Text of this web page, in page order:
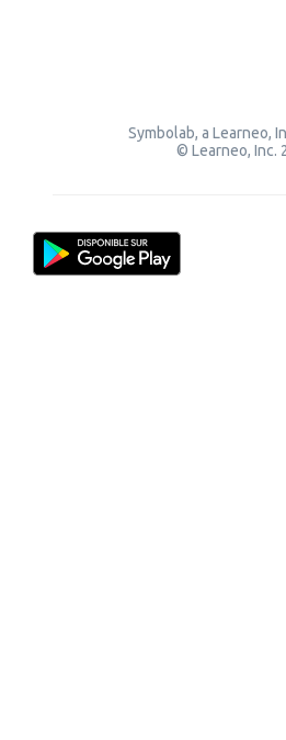
Symbolab, a Learneo,
© Learneo, Inc.